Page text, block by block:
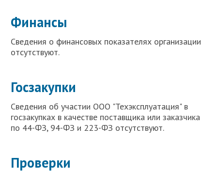
Финансы
Сведения о финансовых показателях организации
отсутствуют.
Госзакупки
Сведения об участии ООО "Техэксплуатация" в
госзакупках в качестве поставщика или заказчика
по 44-ФЗ, 94-ФЗ и 223-ФЗ отсутствуют.
Проверки